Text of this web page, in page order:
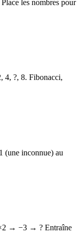
les nombres pour
4, ?, 8. Fibonacci,
(une inconnue) au
→ −3 → ? Entraîne